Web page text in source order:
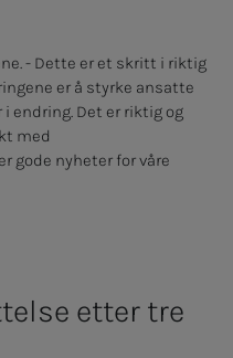
- Dette er et skritt i riktig
er å styrke ansatte
endring. Det er riktig og
med
gode nyheter for våre
etter tre